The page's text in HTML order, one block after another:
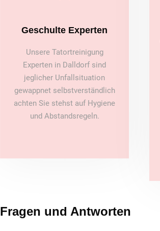
Geschulte Experten
Unsere Tatortreinigung
Experten in Dalldorf sind
jeglicher Unfallsituation
gewappnet selbstverständlich
achten Sie stehst auf Hygiene
und Abstandsregeln.
Fragen und Antworten